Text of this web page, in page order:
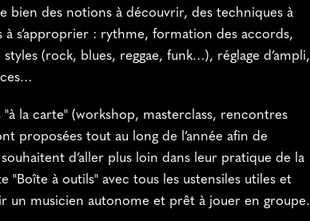
bien des notions à découvrir, des techniques à
s’approprier : rythme, formation des accords,
(rock, blues, reggae, funk…), réglage d’ampli,
"à la carte" (workshop, masterclass, rencontres
proposées tout au long de l’année afin de
d’aller plus loin dans leur pratique de la
"Boîte à outils" avec tous les ustensiles utiles et
un musicien autonome et prêt à jouer en groupe.